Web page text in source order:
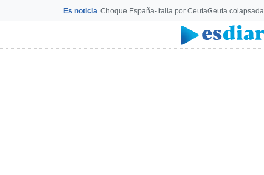
Es noticia Choque España-Italia por CeutaCeuta colapsada